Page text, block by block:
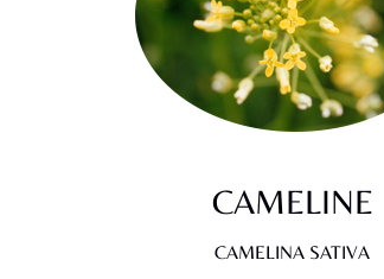
CAMELINE
CAMELINA SATIVA